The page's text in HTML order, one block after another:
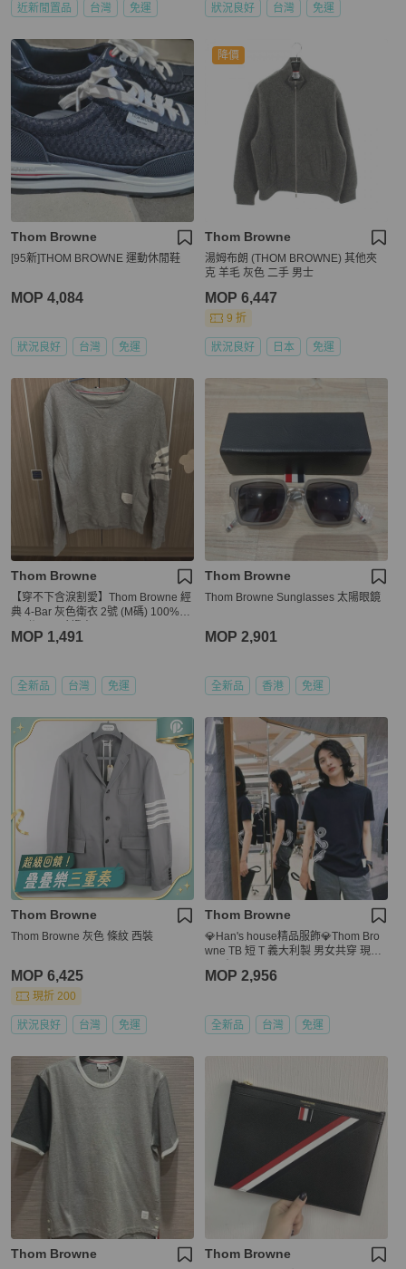
近新閒置品 台灣 免運 狀況良好 台灣 免運
Thom Browne
[95新]THOM BROWNE 運動休閒鞋
MOP 4,084
狀況良好 台灣 免運
降價
Thom Browne
湯姆布朗 (THOM BROWNE) 其他夾
克 羊毛 灰色 二手 男士
MOP 6,447
9 折
狀況良好 日本 免運
Thom Browne
【穿不下含淚割愛】Thom Browne 經
典 4-Bar 灰色衛衣 2號 (M碼) 100%正
MOP 1,491
全新品 台灣 免運
Thom Browne
Thom Browne Sunglasses 太陽眼鏡
MOP 2,901
全新品 香港 免運
Thom Browne
Thom Browne 灰色 條紋 西裝
MOP 6,425
現折 200
狀況良好 台灣 免運
Thom Browne
💎Han's house精品服飾💎Thom Bro
wne TB 短 T 義大利製 男女共穿 現貨
MOP 2,956
全新品 台灣 免運
Thom Browne Thom Browne